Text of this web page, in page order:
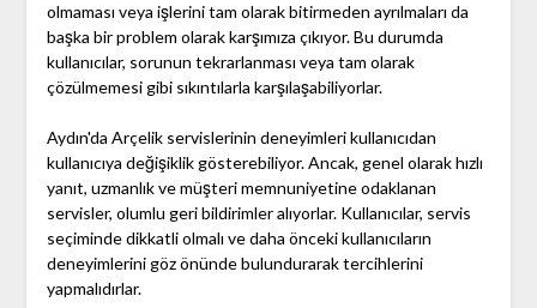
olmaması veya işlerini tam olarak bitirmeden ayrılmaları da
başka bir problem olarak karşımıza çıkıyor. Bu durumda
kullanıcılar, sorunun tekrarlanması veya tam olarak
çözülmemesi gibi sıkıntılarla karşılaşabiliyorlar.
Aydın'da Arçelik servislerinin deneyimleri kullanıcıdan
kullanıcıya değişiklik gösterebiliyor. Ancak, genel olarak hızlı
yanıt, uzmanlık ve müşteri memnuniyetine odaklanan
servisler, olumlu geri bildirimler alıyorlar. Kullanıcılar, servis
seçiminde dikkatli olmalı ve daha önceki kullanıcıların
deneyimlerini göz önünde bulundurarak tercihlerini
yapmalıdırlar.